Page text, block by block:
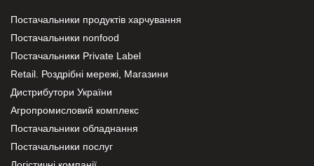
Постачальники продуктів харчування
Постачальники nonfood
Постачальники Private Label
Retail. Роздрібні мережі, Магазини
Дистрибутори України
Агропромисловий комплекс
Постачальники обладнання
Постачальники послуг